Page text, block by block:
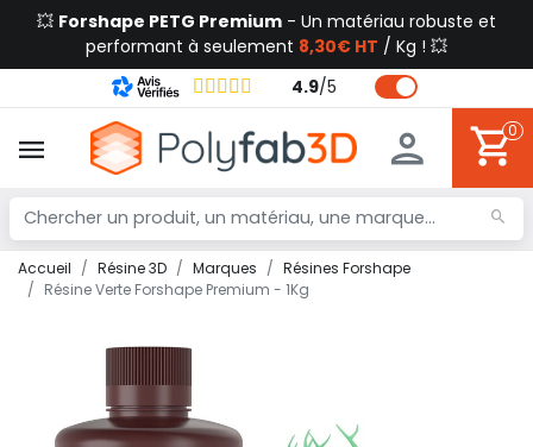
💥 Forshape PETG Premium - Un matériau robuste et
performant à seulement 8,30€ HT / Kg ! 💥
4.9/5
0
Accueil Résine 3D Marques
Résines Forshape
Résine Verte Forshape Premium - 1Kg